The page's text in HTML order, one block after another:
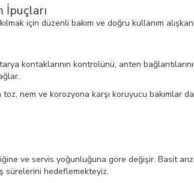
İpuçları
için düzenli bakım ve doğru kullanım
kontaklarının kontrolünü, anten
nem ve korozyona karşı koruyucu bakımlar
ve servis yoğunluğuna göre değişir. Basit
sürelerini hedeflemekteyiz.